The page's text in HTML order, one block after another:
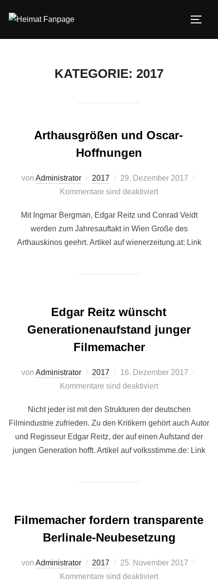
Inhalt
KATEGORIE: 2017
Arthausgrößen und Oscar-
Hoffnungen
von Administrator 2017
Veröffentlicht
am
29. Dezember 2017
Kommentare sind deaktiviert
Mit Ingmar Bergman, Edgar Reitz und Conrad Veidt
werden zum Jahresauftakt in Wien Große des
Arthauskinos geehrt. Artikel auf wienerzeitung.at: Link
Edgar Reitz wünscht
Generationenaufstand junger
Filmemacher
von Administrator 2017
Veröffentlicht
am
16. Dezember 2017
Kommentare sind deaktiviert
Nicht jeder ist mit den Strukturen der deutschen
Filmindustrie zufrieden. Zu den Kritikern gehört auch Autor
und Regisseur Edgar Reitz, der auf einen Aufstand der
jungen Generation hofft. Artikel auf volksstimme.de: Link
Filmemacher fordern transparente
Berlinale-Neubesetzung
von Administrator 2017
Veröffentlicht
am
25. November 2017
Kommentare sind deaktiviert